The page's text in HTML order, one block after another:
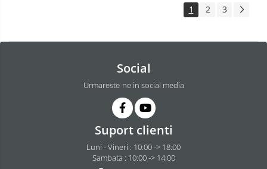
1 2 3
Social
Urmareste-ne in social media
Suport clienti
Luni - Vineri : 10:00 -> 18:00
Sambata : 10:00 -> 14:00